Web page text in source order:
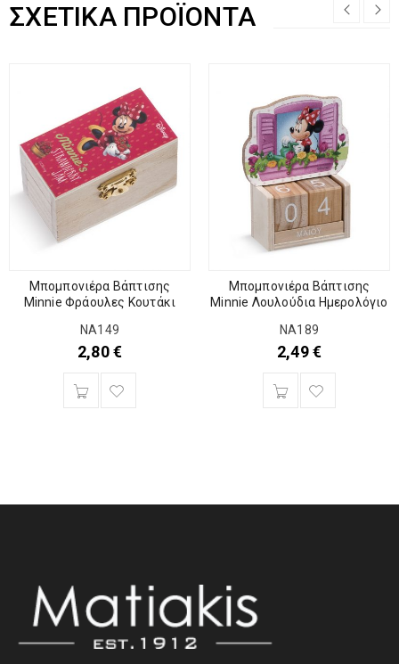
ΣΧΕΤΙΚΆ ΠΡΟΪΌΝΤΑ
Μπομπονιέρα Βάπτισης
Minnie Φράουλες Κουτάκι
NA149
2,80€
Μπομπονιέρα Βάπτισης
Minnie Λουλούδια Ημερολόγιο
NA189
2,49€